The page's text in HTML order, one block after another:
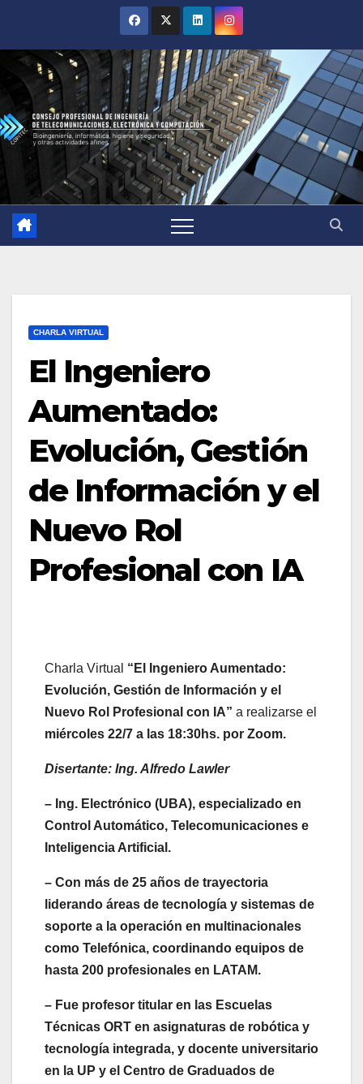
CHARLA VIRTUAL
El Ingeniero
Aumentado:
Evolución, Gestión
de Información y el
Nuevo Rol
Profesional con IA
Charla Virtual “El Ingeniero Aumentado:
Evolución, Gestión de Información y el
Nuevo Rol Profesional con IA” a realizarse el
miércoles 22/7 a las 18:30hs. por Zoom.
Disertante: Ing. Alfredo Lawler
– Ing. Electrónico (UBA), especializado en
Control Automático, Telecomunicaciones e
Inteligencia Artificial.
– Con más de 25 años de trayectoria
liderando áreas de tecnología y sistemas de
soporte a la operación en multinacionales
como Telefónica, coordinando equipos de
hasta 200 profesionales en LATAM.
– Fue profesor titular en las Escuelas
Técnicas ORT en asignaturas de robótica y
tecnología integrada, y docente universitario
en la UP y el Centro de Graduados de